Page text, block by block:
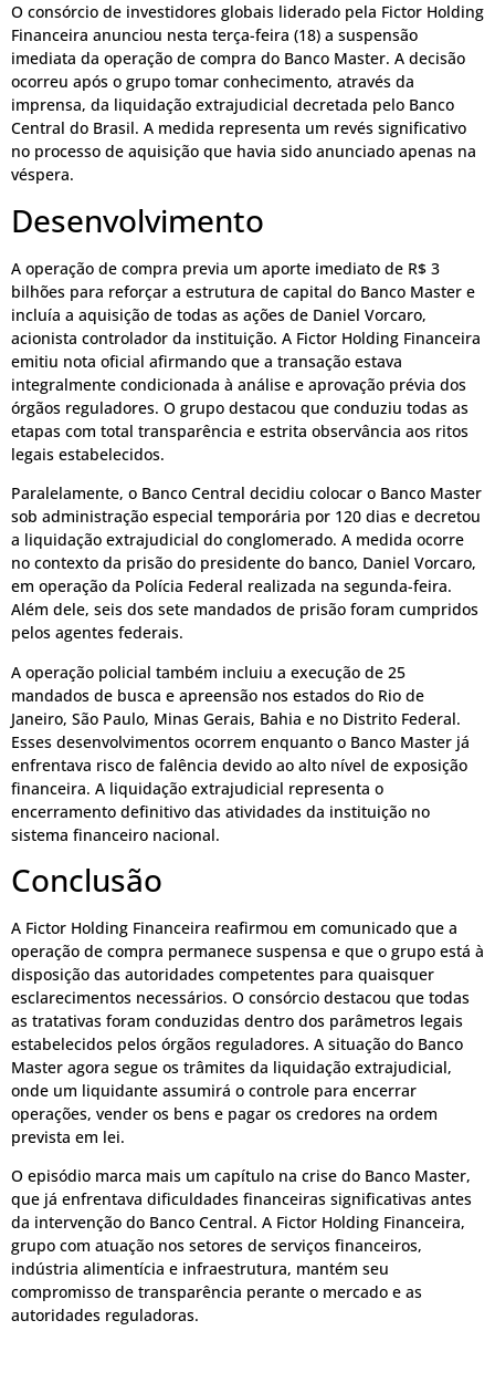
O consórcio de investidores globais liderado pela Fictor Holding
Financeira anunciou nesta terça-feira (18) a suspensão
imediata da operação de compra do Banco Master. A decisão
ocorreu após o grupo tomar conhecimento, através da
imprensa, da liquidação extrajudicial decretada pelo Banco
Central do Brasil. A medida representa um revés significativo
no processo de aquisição que havia sido anunciado apenas na
véspera.
Desenvolvimento
A operação de compra previa um aporte imediato de R$ 3
bilhões para reforçar a estrutura de capital do Banco Master e
incluía a aquisição de todas as ações de Daniel Vorcaro,
acionista controlador da instituição. A Fictor Holding Financeira
emitiu nota oficial afirmando que a transação estava
integralmente condicionada à análise e aprovação prévia dos
órgãos reguladores. O grupo destacou que conduziu todas as
etapas com total transparência e estrita observância aos ritos
legais estabelecidos.
Paralelamente, o Banco Central decidiu colocar o Banco Master
sob administração especial temporária por 120 dias e decretou
a liquidação extrajudicial do conglomerado. A medida ocorre
no contexto da prisão do presidente do banco, Daniel Vorcaro,
em operação da Polícia Federal realizada na segunda-feira.
Além dele, seis dos sete mandados de prisão foram cumpridos
pelos agentes federais.
A operação policial também incluiu a execução de 25
mandados de busca e apreensão nos estados do Rio de
Janeiro, São Paulo, Minas Gerais, Bahia e no Distrito Federal.
Esses desenvolvimentos ocorrem enquanto o Banco Master já
enfrentava risco de falência devido ao alto nível de exposição
financeira. A liquidação extrajudicial representa o
encerramento definitivo das atividades da instituição no
sistema financeiro nacional.
Conclusão
A Fictor Holding Financeira reafirmou em comunicado que a
operação de compra permanece suspensa e que o grupo está à
disposição das autoridades competentes para quaisquer
esclarecimentos necessários. O consórcio destacou que todas
as tratativas foram conduzidas dentro dos parâmetros legais
estabelecidos pelos órgãos reguladores. A situação do Banco
Master agora segue os trâmites da liquidação extrajudicial,
onde um liquidante assumirá o controle para encerrar
operações, vender os bens e pagar os credores na ordem
prevista em lei.
O episódio marca mais um capítulo na crise do Banco Master,
que já enfrentava dificuldades financeiras significativas antes
da intervenção do Banco Central. A Fictor Holding Financeira,
grupo com atuação nos setores de serviços financeiros,
indústria alimentícia e infraestrutura, mantém seu
compromisso de transparência perante o mercado e as
autoridades reguladoras.